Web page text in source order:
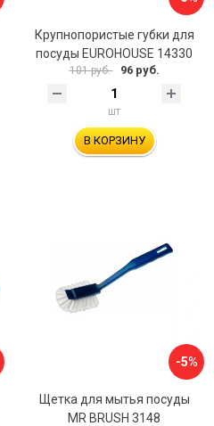
Крупнопористые губки для
посуды EUROHOUSE 14330
101 руб. 96 руб.
шт
В КОРЗИНУ
-5%
Щетка для мытья посуды
MR BRUSH 3148